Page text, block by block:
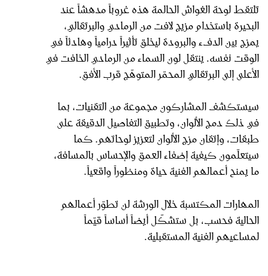
تلتقط لوحة الغواش الحالمة هذه غروباً مدهشاً عند
البحيرة باستخدام مزيج لافت من الرمادي والبرتقالي،
يمزج بين الدفء والبرودة ليخلق تأثيراً درامياً وهادئاً في
الوقت نفسه. ينتقل لون السماء من الرمادي الخافت في
الأعلى إلى البرتقالي المحمّر المتوهّج قرب الأفق.
سيستكشف المشاركون مجموعة من التقنيات، بما
في ذلك دمج الألوان، وتطبيق التفاصيل الدقيقة على
طبقات، وإتقان مزج الألوان لتعزيز لوحاتهم. كما
سيتعلّمون كيفية إضفاء العمق والإحساس بالمسافة،
ما يمنح أعمالهم الفنية حياة ومنظوراً واقعياً.
المهارات المكتسبة خلال الورشة لن تطوّر أعمالهم
الحالية فحسب، بل ستشكّل أيضاً أساساً قيّماً
لمساعيهم الفنية المستقبلية.